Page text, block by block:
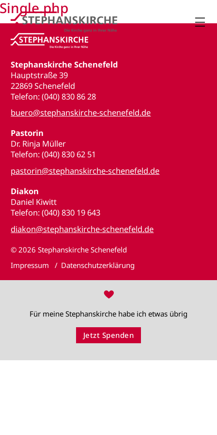

Stephanskirche Schenefeld
Hauptstraße 39
22869 Schenefeld
Telefon: (040) 830 86 28
buero@stephanskirche-schenefeld.de
Pastorin
Dr. Rinja Müller
Telefon: (040) 830 62 51
pastorin@stephanskirche-schenefeld.de
Diakon
Daniel Kiwitt
Telefon: (040) 830 19 643
diakon@stephanskirche-schenefeld.de
© 2026 Stephanskirche Schenefeld
Impressum
Datenschutzerklärung
♥
Für meine Stephanskirche habe ich etwas übrig
Jetzt Spenden